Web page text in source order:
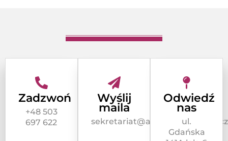
Zadzwoń
+48 503
697 622
Wyślij
maila
Odwiedź
nas
ul.
Gdańska